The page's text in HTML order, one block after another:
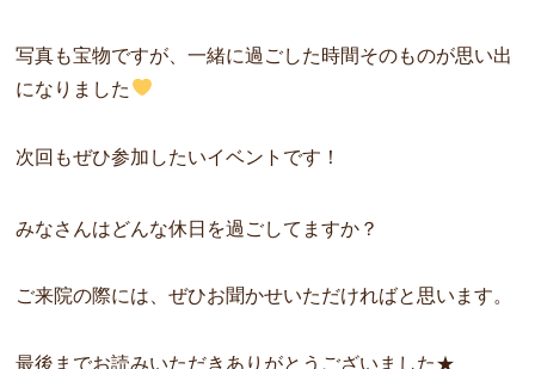
写真も宝物ですが、一緒に過ごした時間そのものが思い出
になりま した
次回もぜひ参加したいイベントです！
みなさんはどんな休日を過ごしてますか？
ご来院の際には、ぜひお聞かせいただければと思います。
最後までお読みいただきありがとうございました★